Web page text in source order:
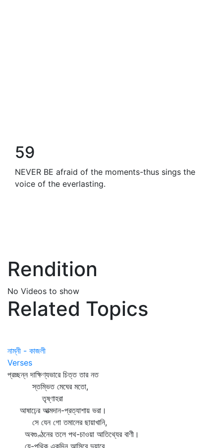
59
NEVER BE afraid of the moments-thus sings the
voice of the everlasting.
Rendition
No Videos to show
Related Topics
নাম্নী - কাজলী
Verses
প্রচ্ছন্ন দাক্ষিণ্যভারে চিত্ত তার নত
স্তম্ভিত মেঘের মতো,
তৃষ্ণাহরা
আষাঢ়ের আত্মদান-প্রত্যাশায় ভরা।
সে যেন গো তমালের ছায়াখানি,
অবগুণ্ঠনের তলে পথ-চাওয়া আতিথ্যের বাণী।
যে-পথিক একদিন আসিবে দুয়ারে